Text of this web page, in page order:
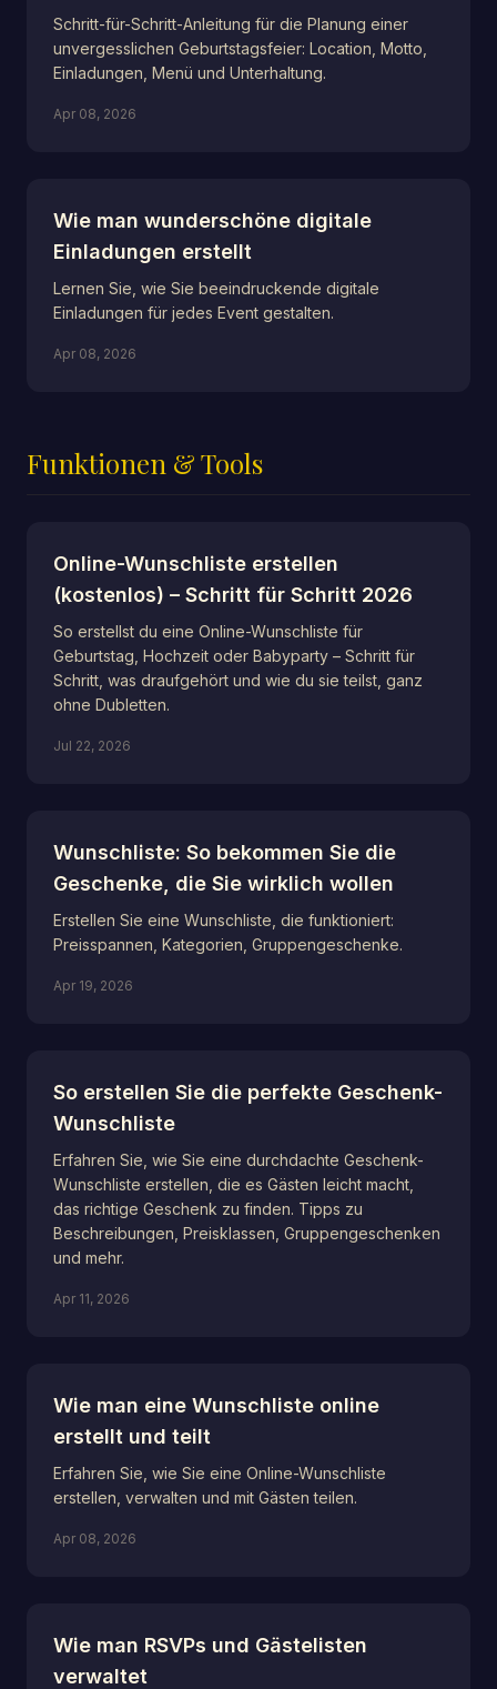
Schritt-für-Schritt-Anleitung für die Planung einer
unvergesslichen Geburtstagsfeier: Location, Motto,
Einladungen, Menü und Unterhaltung.
Apr 08, 2026
Wie man wunderschöne digitale
Einladungen erstellt
Lernen Sie, wie Sie beeindruckende digitale
Einladungen für jedes Event gestalten.
Apr 08, 2026
Funktionen & Tools
Online-Wunschliste erstellen
(kostenlos) – Schritt für Schritt 2026
So erstellst du eine Online-Wunschliste für
Geburtstag, Hochzeit oder Babyparty – Schritt für
Schritt, was draufgehört und wie du sie teilst, ganz
ohne Dubletten.
Jul 22, 2026
Wunschliste: So bekommen Sie die
Geschenke, die Sie wirklich wollen
Erstellen Sie eine Wunschliste, die funktioniert:
Preisspannen, Kategorien, Gruppengeschenke.
Apr 19, 2026
So erstellen Sie die perfekte Geschenk-
Wunschliste
Erfahren Sie, wie Sie eine durchdachte Geschenk-
Wunschliste erstellen, die es Gästen leicht macht,
das richtige Geschenk zu finden. Tipps zu
Beschreibungen, Preisklassen, Gruppengeschenken
und mehr.
Apr 11, 2026
Wie man eine Wunschliste online
erstellt und teilt
Erfahren Sie, wie Sie eine Online-Wunschliste
erstellen, verwalten und mit Gästen teilen.
Apr 08, 2026
Wie man RSVPs und Gästelisten
verwaltet